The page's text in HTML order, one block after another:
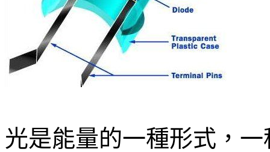
光是能量的一種形式，